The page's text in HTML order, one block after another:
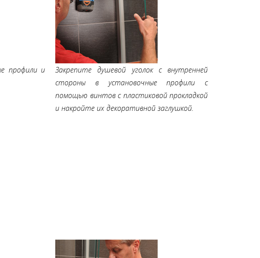
профили и
Закрепите душевой уголок с внутренней
стороны в установочные профили с
помощью винтов с пластиковой прокладкой
и накройте их декоративной заглушкой.